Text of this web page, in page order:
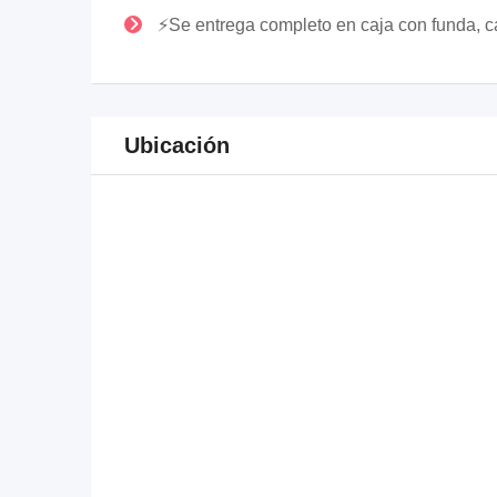
⚡Se entrega completo en caja con funda,
Ubicación